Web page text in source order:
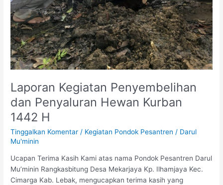
Laporan Kegiatan Penyembelihan
dan Penyaluran Hewan Kurban
1442 H
Tinggalkan Komentar / Kegiatan Pondok Pesantren / Darul
Mu'minin
Ucapan Terima Kasih Kami atas nama Pondok Pesantren Darul
Mu’minin Rangkasbitung Desa Mekarjaya Kp. Ilhamjaya Kec.
Cimarga Kab. Lebak, mengucapkan terima kasih yang